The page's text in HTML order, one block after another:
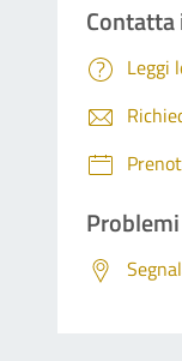
Leggi